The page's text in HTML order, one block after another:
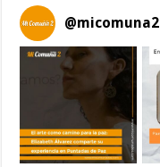
@micomuna2